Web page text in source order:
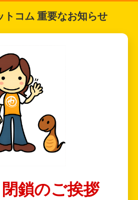
トコム 重要なお知らせ
鎖のご挨拶